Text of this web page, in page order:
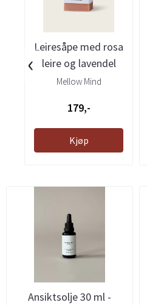
Leiresåpe med rosa
leire og lavendel
Mellow Mind
179,-
Kjøp
‹
Ansiktsolje 30 ml -